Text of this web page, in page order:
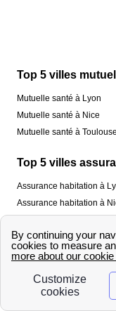
Top 5 villes
Mutuelle santé à Lyon
Mutuelle santé à Nice
Mutuelle santé à Toulouse
Top 5 villes
Assurance habitation à
Assurance habitation à
À propos
Qui sommes-nous ?